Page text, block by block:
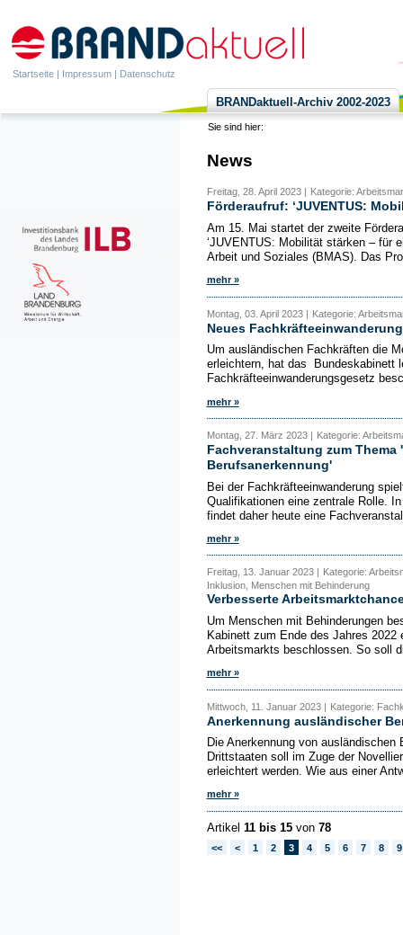
Startseite | Impressum | Datenschutz
BRANDaktuell-Archiv 2002-2023
Sie sind hier:
News
Freitag, 28. April 2023 | Kategorie:
Förderaufruf: ‘JUVENTUS:
Am 15. Mai startet der zweite
‘JUVENTUS: Mobilität stärken – für
Arbeit und Soziales (BMAS). Das
mehr »
Montag, 03. April 2023 | Kategorie:
Neues
Um ausländischen Fachkräften die
erleichtern, hat das Bundeskabinett
Fachkräfteeinwanderungsgesetz
mehr »
Montag, 27. März 2023 | Kategorie:
Fachveranstaltung zum
Berufsanerkennung'
Bei der Fachkräfteeinwanderung
Qualifikationen eine zentrale Rolle.
findet daher heute eine
mehr »
Freitag, 13. Januar 2023 |
Kategorie:
Inklusion, Menschen mit Behinderung
Verbesserte
Um Menschen mit Behinderungen
Kabinett zum Ende des Jahres
Arbeitsmarkts beschlossen. So soll
mehr »
Mittwoch, 11. Januar 2023 | Kategorie:
Anerkennung ausländischer
Die Anerkennung von
Drittstaaten soll im Zuge der
erleichtert werden. Wie aus einer
mehr »
Artikel 11 bis 15von 78
<< < 1 2 3 4 5 6 7 8 9